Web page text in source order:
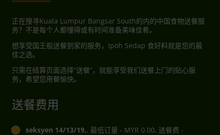
正在搜寻Kuala Lumpur Bangsar South的内的中国食物送餐服
务？不是每个人都懂得或有时间准备美味佳肴。
想享受国王般送餐到家的服务，Ipoh Sedap 食好料就是您的最
佳之选。
只需在结算页面选择“送餐”，就能享受我们送餐上门的贴心服
务，希望您用餐愉快。
送餐费用
seksyen 14/13/19,, 最低订量 - MYR 0.00, 送餐费 -